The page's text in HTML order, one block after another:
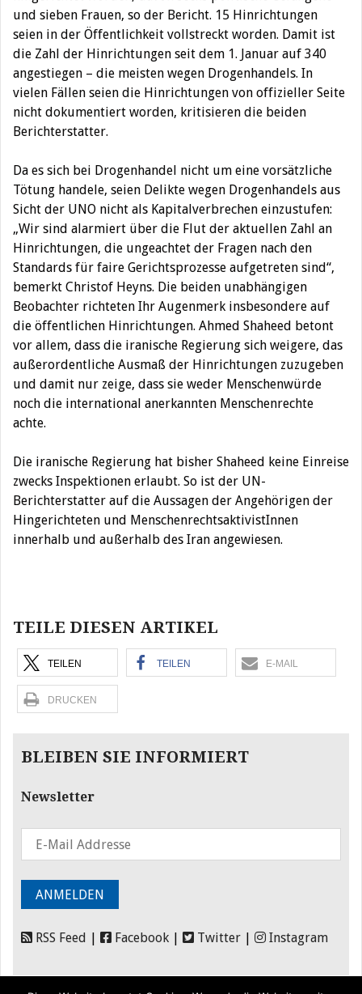
und sieben Frauen, so der Bericht. 15 Hinrichtungen
seien in der Öffentlichkeit vollstreckt worden. Damit ist
die Zahl der Hinrichtungen seit dem 1. Januar auf 340
angestiegen – die meisten wegen Drogenhandels. In
vielen Fällen seien die Hinrichtungen von offizieller Seite
nicht dokumentiert worden, kritisieren die beiden
Berichterstatter.
Da es sich bei Drogenhandel nicht um eine vorsätzliche
Tötung handele, seien Delikte wegen Drogenhandels aus
Sicht der UNO nicht als Kapitalverbrechen einzustufen:
„Wir sind alarmiert über die Flut der aktuellen Zahl an
Hinrichtungen, die ungeachtet der Fragen nach den
Standards für faire Gerichtsprozesse aufgetreten sind“,
bemerkt Christof Heyns. Die beiden unabhängigen
Beobachter richteten Ihr Augenmerk insbesondere auf
die öffentlichen Hinrichtungen. Ahmed Shaheed betont
vor allem, dass die iranische Regierung sich weigere, das
außerordentliche Ausmaß der Hinrichtungen zuzugeben
und damit nur zeige, dass sie weder Menschenwürde
noch die international anerkannten Menschenrechte
achte.
Die iranische Regierung hat bisher Shaheed keine Einreise
zwecks Inspektionen erlaubt. So ist der UN-
Berichterstatter auf die Aussagen der Angehörigen der
Hingerichteten und MenschenrechtsaktivistInnen
innerhalb und außerhalb des Iran angewiesen.
TEILE DIESEN ARTIKEL
TEILEN TEILEN E-MAIL
DRUCKEN
BLEIBEN SIE INFORMIERT
Newsletter
RSS Feed Facebook Twitter Instagram